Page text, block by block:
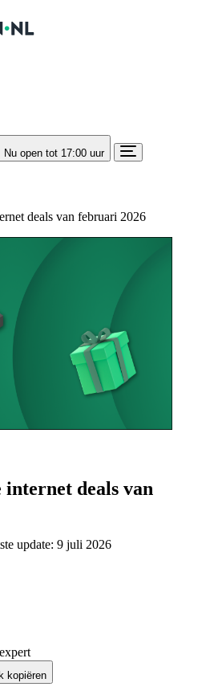
Nu open tot 17:00 uur
deals van februari 2026
deals van
update: 9 juli 2026
kopiëren